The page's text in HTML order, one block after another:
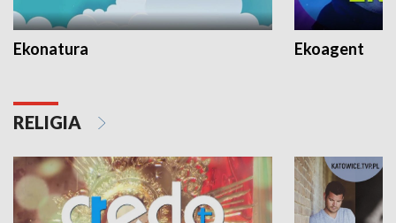
Ekonatura Ekoagent
RELIGIA